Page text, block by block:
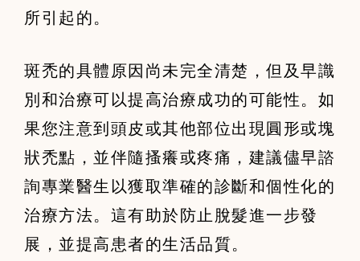
所引起的。
斑禿的具體原因尚未完全清楚，但及早識
別和治療可以提高治療成功的可能性。如
果您注意到頭皮或其他部位出現圓形或塊
狀禿點，並伴隨搔癢或疼痛，建議儘早諮
詢專業醫生以獲取準確的診斷和個性化的
治療方法。這有助於防止脫髮進一步發
展，並提高患者的生活品質。